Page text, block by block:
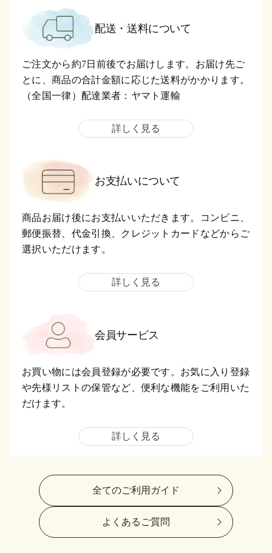
配送・送料について
ご注文から約7日前後でお届けします。お届け先ご
とに、商品の合計金額に応じた送料がかかります。
（全国一律）配達業者：ヤマト運輸
詳しく見る
お支払いについて
商品お届け後にお支払いいただきます。コンビニ、
郵便振替、代金引換、クレジットカードなどからご
選択いただけます。
詳しく見る
会員サービス
お買い物には会員登録が必要です。お気に入り登録
や先様リストの保管など、便利な機能をご利用いた
だけます。
詳しく見る
全てのご利用ガイド
よくあるご質問